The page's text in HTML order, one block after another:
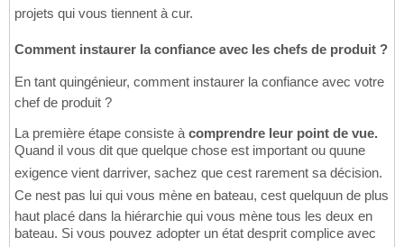
projets qui vous tiennent à cur.
Comment instaurer la confiance avec les chefs de produit ?
En tant quingénieur, comment instaurer la confiance avec votre
chef de produit ?
La première étape consiste à comprendre leur point de vue.
Quand il vous dit que quelque chose est important ou quune
exigence vient darriver, sachez que cest rarement sa décision.
Ce nest pas lui qui vous mène en bateau, cest quelquun de plus
haut placé dans la hiérarchie qui vous mène tous les deux en
bateau. Si vous pouvez adopter un état desprit complice avec